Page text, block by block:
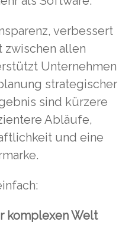
verbessert
zwischen allen
Unternehmen
strategischer
sind kürzere
Abläufe,
und eine
komplexen Welt